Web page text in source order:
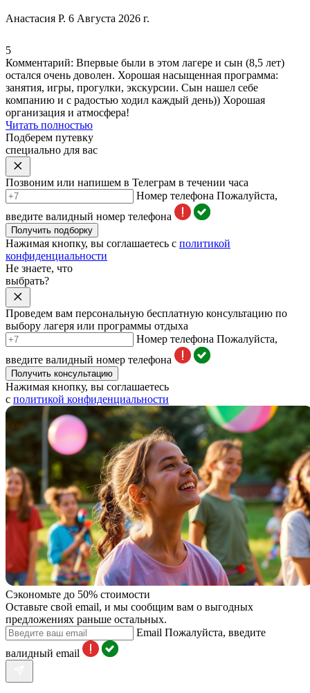
Анастасия Р. 6 Августа 2026 г.
5
Комментарий: Впервые были в этом лагере и сын (8,5 лет)
остался очень доволен. Хорошая насыщенная программа:
занятия, игры, прогулки, экскурсии. Сын нашел себе
компанию и с радостью ходил каждый день)) Хорошая
организация и атмосфера!
Читать полностью
Подберем путевку
специально для вас
Позвоним или напишем в Телеграм в течении часа
Номер телефона Пожалуйста,
введите валидный номер телефона
Получить подборку
Нажимая кнопку, вы соглашаетесь с политикой
конфиденциальности
Не знаете, что
выбрать?
Проведем вам персональную бесплатную консультацию по
выбору лагеря или программы отдыха
Номер телефона Пожалуйста,
введите валидный номер телефона
Получить консультацию
Нажимая кнопку, вы соглашаетесь
с политикой конфиденциальности
Сэкономьте до 50% стоимости
Оставьте свой email, и мы сообщим вам о выгодных
предложениях раньше остальных.
Email Пожалуйста, введите
валидный email